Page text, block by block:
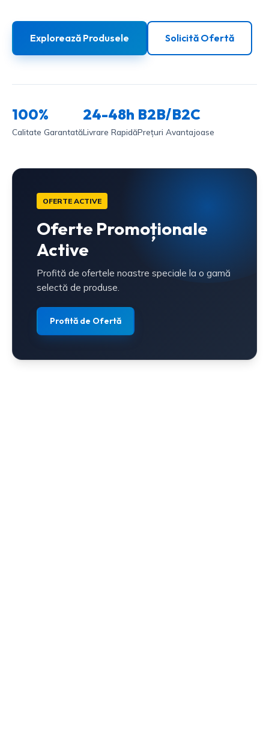
Explorează Produsele Solicită Ofertă
100%
Calitate Garantată
24-48h
Livrare Rapidă
B2B/B2C
Prețuri Avantajoase
OFERTE ACTIVE
Oferte Promoționale
Active
Profită de ofertele noastre speciale la o gamă
selectă de produse.
Profită de Ofertă